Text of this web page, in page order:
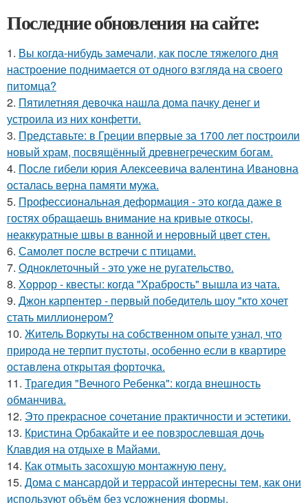
Последние обновления на сайте:
1. Вы когда-нибудь замечали, как после тяжелого дня
настроение поднимается от одного взгляда на своего
питомца?
2. Пятилетняя девочка нашла дома пачку денег и
устроила из них конфетти.
3. Представьте: в Греции впервые за 1700 лет построили
новый храм, посвящённый древнегреческим богам.
4. После гибели юрия Алексеевича валентина Ивановна
осталась верна памяти мужа.
5. Профессиональная деформация - это когда даже в
гостях обращаешь внимание на кривые откосы,
неаккуратные швы в ванной и неровный цвет стен.
6. Самолет после встречи с птицами.
7. Одноклеточный - это уже не ругательство.
8. Хоррор - квесты: когда "Храбрость" вышла из чата.
9. Джон карпентер - первый победитель шоу "кто хочет
стать миллионером?
10. Житель Воркуты на собственном опыте узнал, что
природа не терпит пустоты, особенно если в квартире
оставлена открытая форточка.
11. Трагедия "Вечного Ребенка": когда внешность
обманчива.
12. Это прекрасное сочетание практичности и эстетики.
13. Кристина Орбакайте и ее повзрослевшая дочь
Клавдия на отдыхе в Майами.
14. Как отмыть засохшую монтажную пену.
15. Дома с мансардой и террасой интересны тем, как они
используют объём без усложнения формы.